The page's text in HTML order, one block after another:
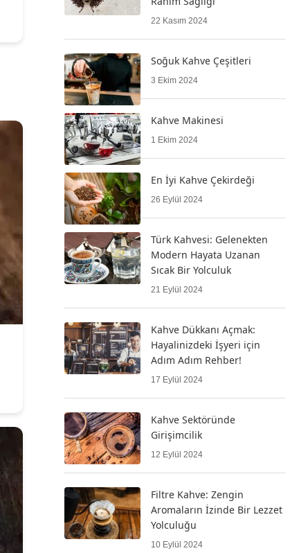
22 Kasım 2024
Soğuk Kahve Çeşitleri
3 Ekim 2024
Kahve Makinesi
1 Ekim 2024
En İyi Kahve Çekirdeği
26 Eylül 2024
Türk Kahvesi: Gelenekten
Modern Hayata Uzanan
Sıcak Bir Yolculuk
21 Eylül 2024
Kahve Dükkanı Açmak:
Hayalinizdeki İşyeri için
Adım Adım Rehber!
17 Eylül 2024
Kahve Sektöründe
Girişimcilik
12 Eylül 2024
Filtre Kahve: Zengin
Aromaların İzinde Bir Lezzet
Yolculuğu
10 Eylül 2024